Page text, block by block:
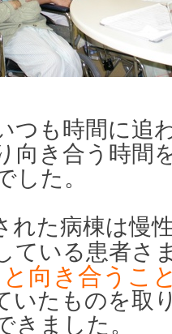
つも時間に追
向き合う時間
した。
れた病棟は慢
ている患者さ
向き合うこ
いたものを取
きました。